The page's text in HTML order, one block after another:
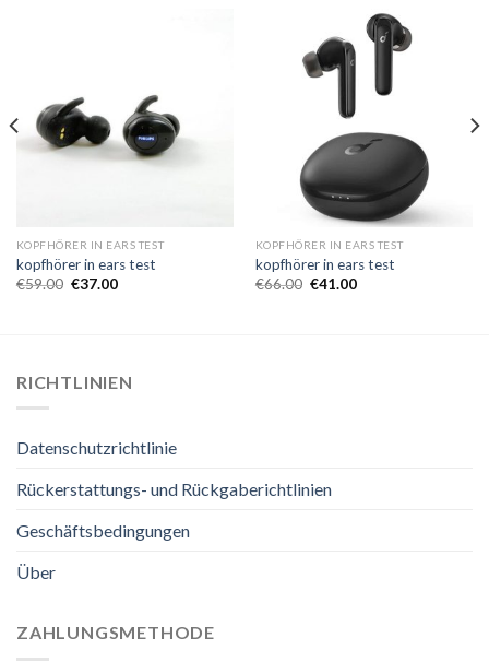
KOPFHÖRER IN EARS TEST
kopfhörer in ears test
€59.00 €37.00
KOPFHÖRER IN EARS TEST
kopfhörer in ears test
€66.00 €41.00
RICHTLINIEN
Datenschutzrichtlinie
Rückerstattungs- und Rückgaberichtlinien
Geschäftsbedingungen
Über
ZAHLUNGSMETHODE